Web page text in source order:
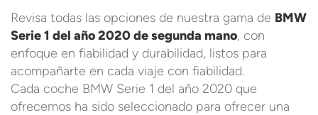
Revisa todas las opciones de nuestra gama de BMW
Serie 1 del año 2020 de segunda mano, con
enfoque en fiabilidad y durabilidad, listos para
acompañarte en cada viaje con fiabilidad.
Cada coche BMW Serie 1 del año 2020 que
ofrecemos ha sido seleccionado para ofrecer una